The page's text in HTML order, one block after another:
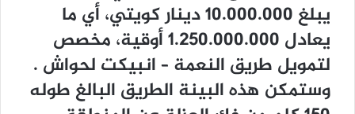
ﻳﺒﻠﻎ 10.000.000 ﺩﻳﻨﺎﺭ ﻛﻮﻳﺘﻲ، ﺃﻱ ﻣﺎ
ﻳﻌﺎﺩﻝ 1.250.000.000 ﺃﻭﻗﻴﺔ، ﻣﺨﺼﺺ
ﻟﺘﻤﻮﻳﻞ ﻃﺮﻳﻖ ﺍﻟﻨﻌﻤﺔ – ﺍﻧﺒﻴﻜﺖ ﻟﺤﻮﺍﺵ .
ﻭﺳﺘﻤﻜﻦ ﻫﺬﻩ ﺍﻟﺒﻴﻨﺔ ﺍﻟﻄﺮﻳﻖ ﺍﻟﺒﺎﻟﻎ ﻃﻮﻟﻪ